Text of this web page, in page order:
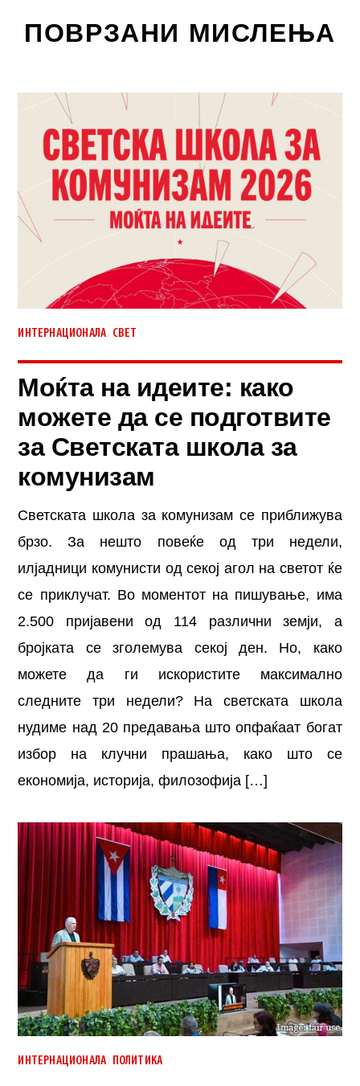
ПОВРЗАНИ МИСЛЕЊА
ИНТЕРНАЦИОНАЛА СВЕТ
Моќта на идеите: како
можете да се подготвите
за Светската школа за
комунизам
Светската школа за комунизам се приближува
брзо. За нешто повеќе од три недели,
илјадници комунисти од секој агол на светот ќе
се приклучат. Во моментот на пишување, има
2.500 пријавени од 114 различни земји, а
бројката се зголемува секој ден. Но, како
можете да ги искористите максимално
следните три недели? На светската школа
нудиме над 20 предавања што опфаќаат богат
избор на клучни прашања, како што се
економија, историја, филозофија […]
ИНТЕРНАЦИОНАЛА ПОЛИТИКА